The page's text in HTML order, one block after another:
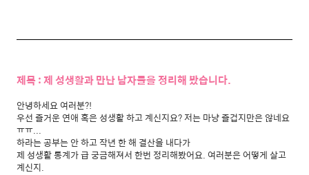
제목 : 제 성생활과 만난 남자들을 정리해 봤습니다.
안녕하세요 여러분?!
우선 즐거운 연애 혹은 성생활 하고 계신지요? 저는 마냥 즐겁지만은 않네요
ㅠㅠ...
하라는 공부는 안 하고 작년 한 해 결산을 내다가
제 성생활 통계가 급 궁금해져서 한번 정리해봤어요. 여러분은 어떻게 살고
계신지.